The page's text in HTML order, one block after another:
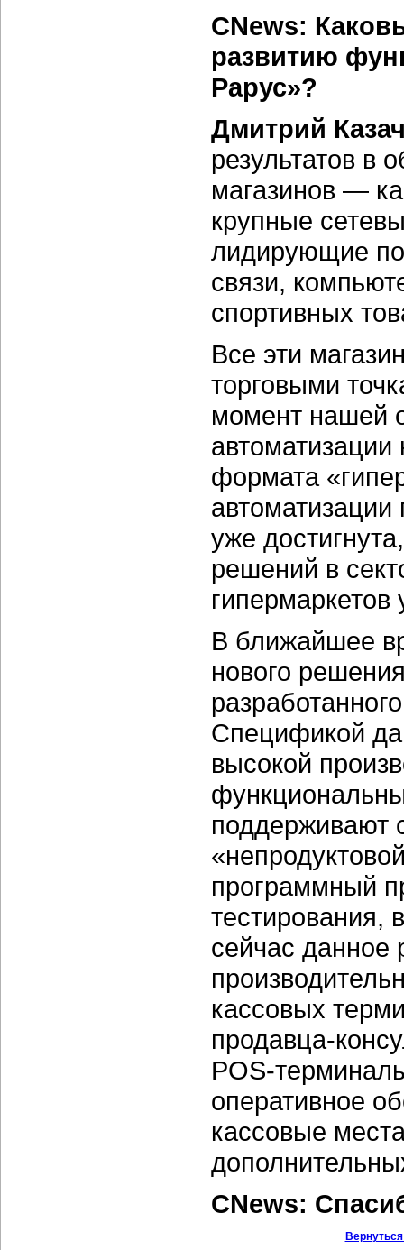
CNews:
развитию
Рарус»?
Дмитрий
результатов в
магазинов —
крупные
лидирующие
связи,
спортивных
Все эти
торговыми
момент нашей
формата
уже
решений в
В ближайшее
нового
Спецификой
высокой
поддерживают
программный
тестирования,
сейчас данное
кассовых
продавца-
POS-
оперативное
кассовые
CNews: